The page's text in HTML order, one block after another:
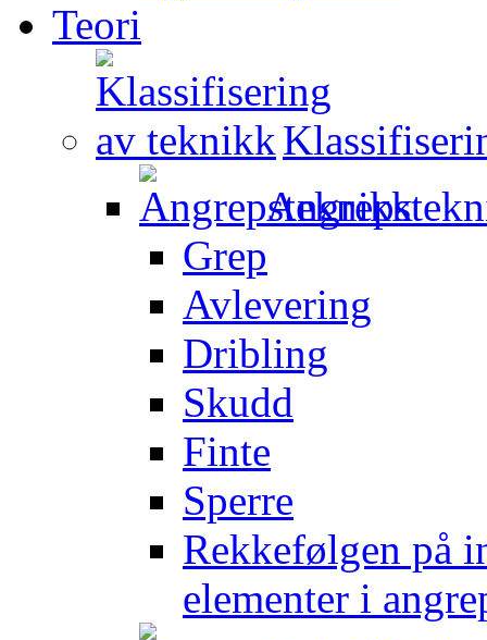
Teori
Grep
Avlevering
Dribling
Skudd
Finte
Sperre
Rekkefølgen på
elementer i